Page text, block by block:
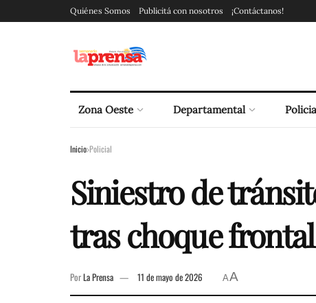
Quiénes Somos Publicitá con nosotros ¡Contáctanos!
Zona Oeste Departamental
Inicio Policial
Siniestro de
tras choque frontal
PorLa Prensa 11 de mayo de 2026 AA